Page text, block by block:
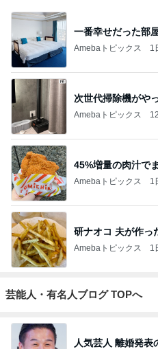
一番幸せだった部
Amebaトピックス 1
次世代掃除機がや
Amebaトピックス
45%増量の肉汁で
Amebaトピックス 1
研ナオコ 夫が作っ
Amebaトピックス 1
芸能人・有名人ブログ TOPへ
人気芸人 離婚発表